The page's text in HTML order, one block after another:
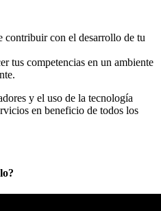
con el desarrollo de tu
tus competencias en un ambiente
y el uso de la tecnología
en beneficio de todos los